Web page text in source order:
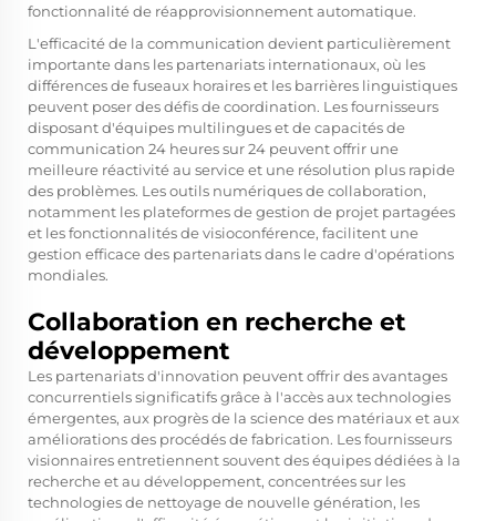
fonctionnalité de réapprovisionnement automatique.
L'efficacité de la communication devient particulièrement
importante dans les partenariats internationaux, où les
différences de fuseaux horaires et les barrières linguistiques
peuvent poser des défis de coordination. Les fournisseurs
disposant d'équipes multilingues et de capacités de
communication 24 heures sur 24 peuvent offrir une
meilleure réactivité au service et une résolution plus rapide
des problèmes. Les outils numériques de collaboration,
notamment les plateformes de gestion de projet partagées
et les fonctionnalités de visioconférence, facilitent une
gestion efficace des partenariats dans le cadre d'opérations
mondiales.
Collaboration en recherche et
développement
Les partenariats d'innovation peuvent offrir des avantages
concurrentiels significatifs grâce à l'accès aux technologies
émergentes, aux progrès de la science des matériaux et aux
améliorations des procédés de fabrication. Les fournisseurs
visionnaires entretiennent souvent des équipes dédiées à la
recherche et au développement, concentrées sur les
technologies de nettoyage de nouvelle génération, les